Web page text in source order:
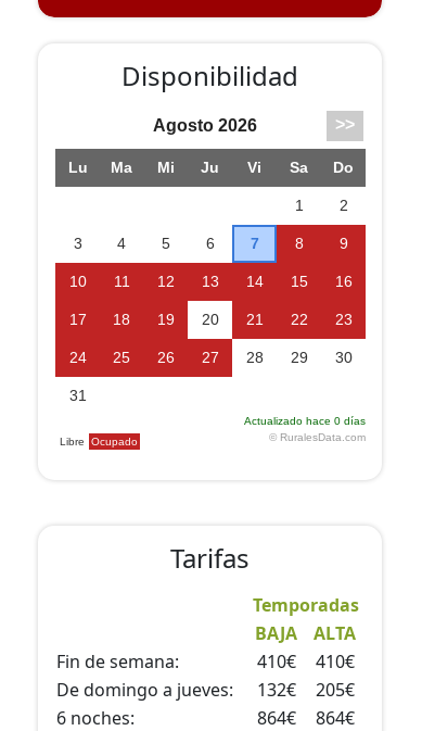
Disponibilidad
Tarifas
Temporadas
BAJA
ALTA
Fin de semana:
410€
410€
De domingo a jueves:
132€
205€
6 noches:
864€
864€